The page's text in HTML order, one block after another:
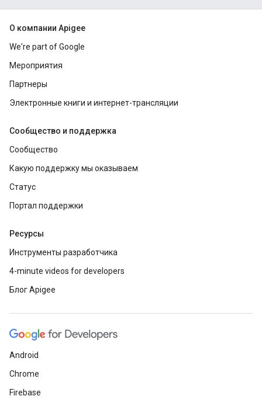
О компании Apigee
We're part of Google
Мероприятия
Партнеры
Электронные книги и интернет-трансляции
Сообщество и поддержка
Сообщество
Какую поддержку мы оказываем
Статус
Портал поддержки
Ресурсы
Инструменты разработчика
4-minute videos for developers
Блог Apigee
Android
Chrome
Firebase